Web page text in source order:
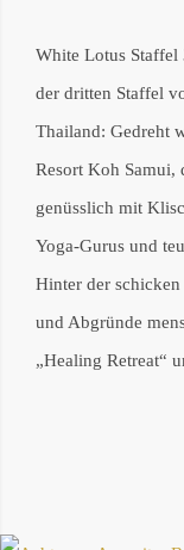
White Lotus
der dritten Staffel
Thailand: Gedreht
Resort Koh
genüsslich mit
Yoga-Gurus und
Hinter der
und Abgründe
„Healing Retreat“